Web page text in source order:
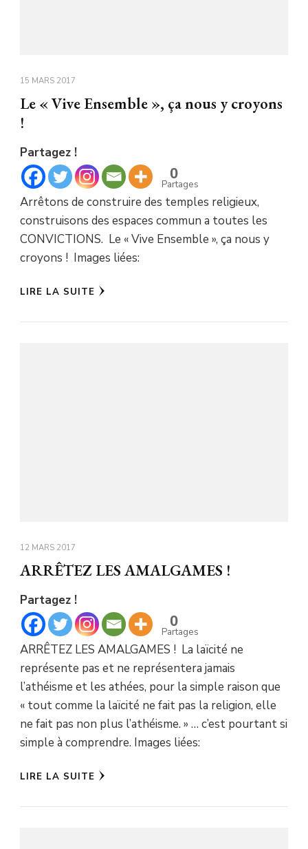
15 MARS 2017
Le « Vive Ensemble », ça nous y croyons
!
Partagez !
0
Partages
Arrêtons de construire des temples religieux,
construisons des espaces commun a toutes les
CONVICTIONS. Le « Vive Ensemble », ça nous y
croyons ! Images liées:
LIRE LA SUITE
12 MARS 2017
ARRÊTEZ LES AMALGAMES !
Partagez !
0
Partages
ARRÊTEZ LES AMALGAMES ! La laïcité ne
représente pas et ne représentera jamais
l’athéisme et les athées, pour la simple raison que
« tout comme la laïcité ne fait pas la religion, elle
ne fait pas non plus l’athéisme. » … c’est pourtant si
simple à comprendre. Images liées:
LIRE LA SUITE